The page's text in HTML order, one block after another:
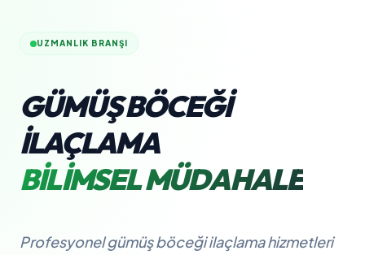
UZMANLIK BRANŞI
GÜMÜŞ BÖCEĞI
İLAÇLAMA
BILIMSEL MÜDAHALE
Profesyonel gümüş böceği ilaçlama hizmetleri